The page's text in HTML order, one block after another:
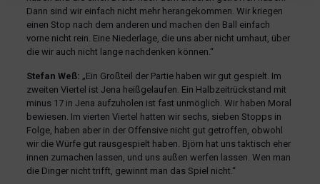
Dann sind wir einfach nicht mehr herangekommen. Wir kriegen
einen Stop nach dem anderen und machen den Ball einfach
vorne nicht rein. Eine Niederlage, die uns aber nicht umhaut, über
die wir auch nicht lange nachdenken können.“
Stefan Weß: „Ein Großteil der Partie haben wir gut gespielt. Im
zweiten Viertel ist Jena heißgelaufen. Ein Halbzeitrückstand mit
minus 17 in Jena aufzuholen ist fast unmöglich. Wir haben Moral
bewiesen. Im vierten Viertel hatten wir sechs, sieben Stopps in
Folge, haben aber in der Offensive nicht gut getroffen, obwohl
wir die Würfe gut rausgespielt haben. Björn hat uns taktisch eher
innen zumachen lassen, und uns außen werfen lassen. Wen man
die Dinger nicht trifft, gewinnt man das Spiel nicht.“